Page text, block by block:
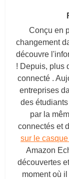
Conçu en
changement
découvre
! Depuis, plus
connecté .
entreprises
des
par la
connectés et
sur le
Amazon
découvertes
moment où